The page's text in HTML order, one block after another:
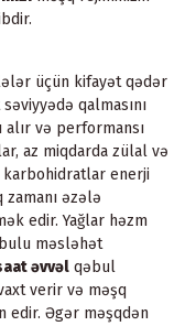
üçün kifayət qədər
qalmasını
alır və performansı
az miqdarda zülal və
karbohidratlar enerji
əzələ
edir. Yağlar həzm
məsləhət
əvvəl qəbul
verir və məşq
edir. Əgər məşqdən